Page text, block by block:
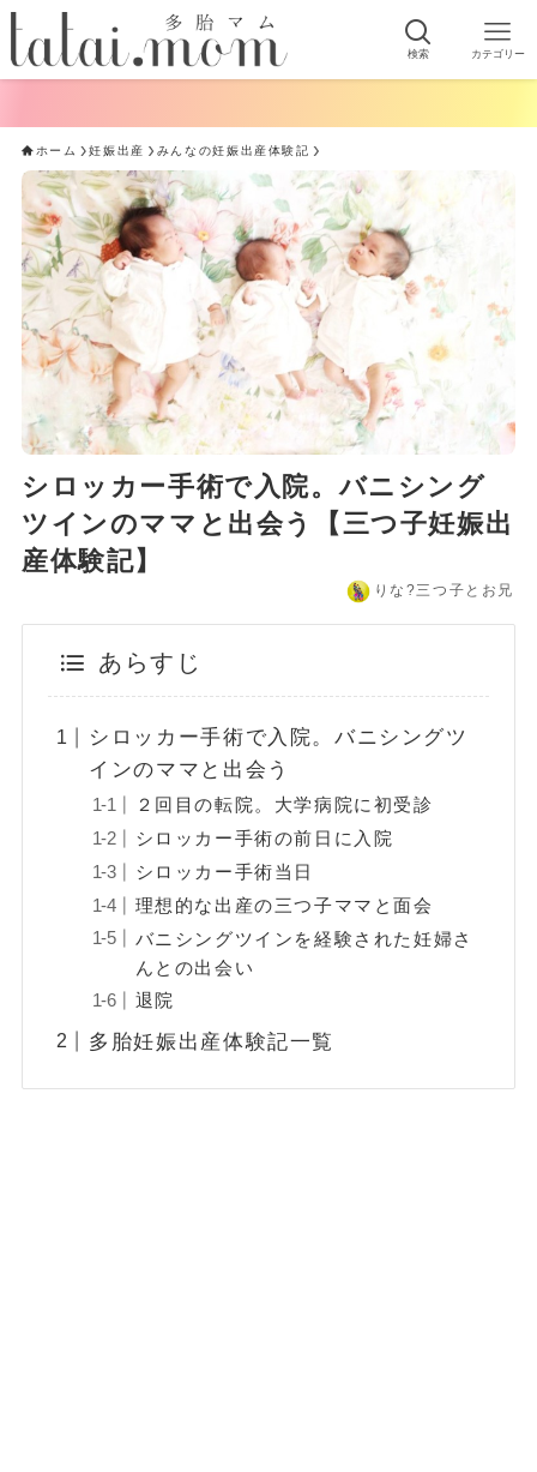
検索 カテゴリー
ホーム 妊娠出産 みんなの妊娠出産体験記
シロッカー手術で入院。バニシング
ツインのママと出会う【三つ子妊娠出
産体験記】
りな?️三つ子とお兄
あらすじ
シロッカー手術で入院。バニシングツ
インのママと出会う
２回目の転院。大学病院に初受診
シロッカー手術の前日に入院
シロッカー手術当日
理想的な出産の三つ子ママと面会
バニシングツインを経験された妊婦さ
んとの出会い
退院
多胎妊娠出産体験記一覧